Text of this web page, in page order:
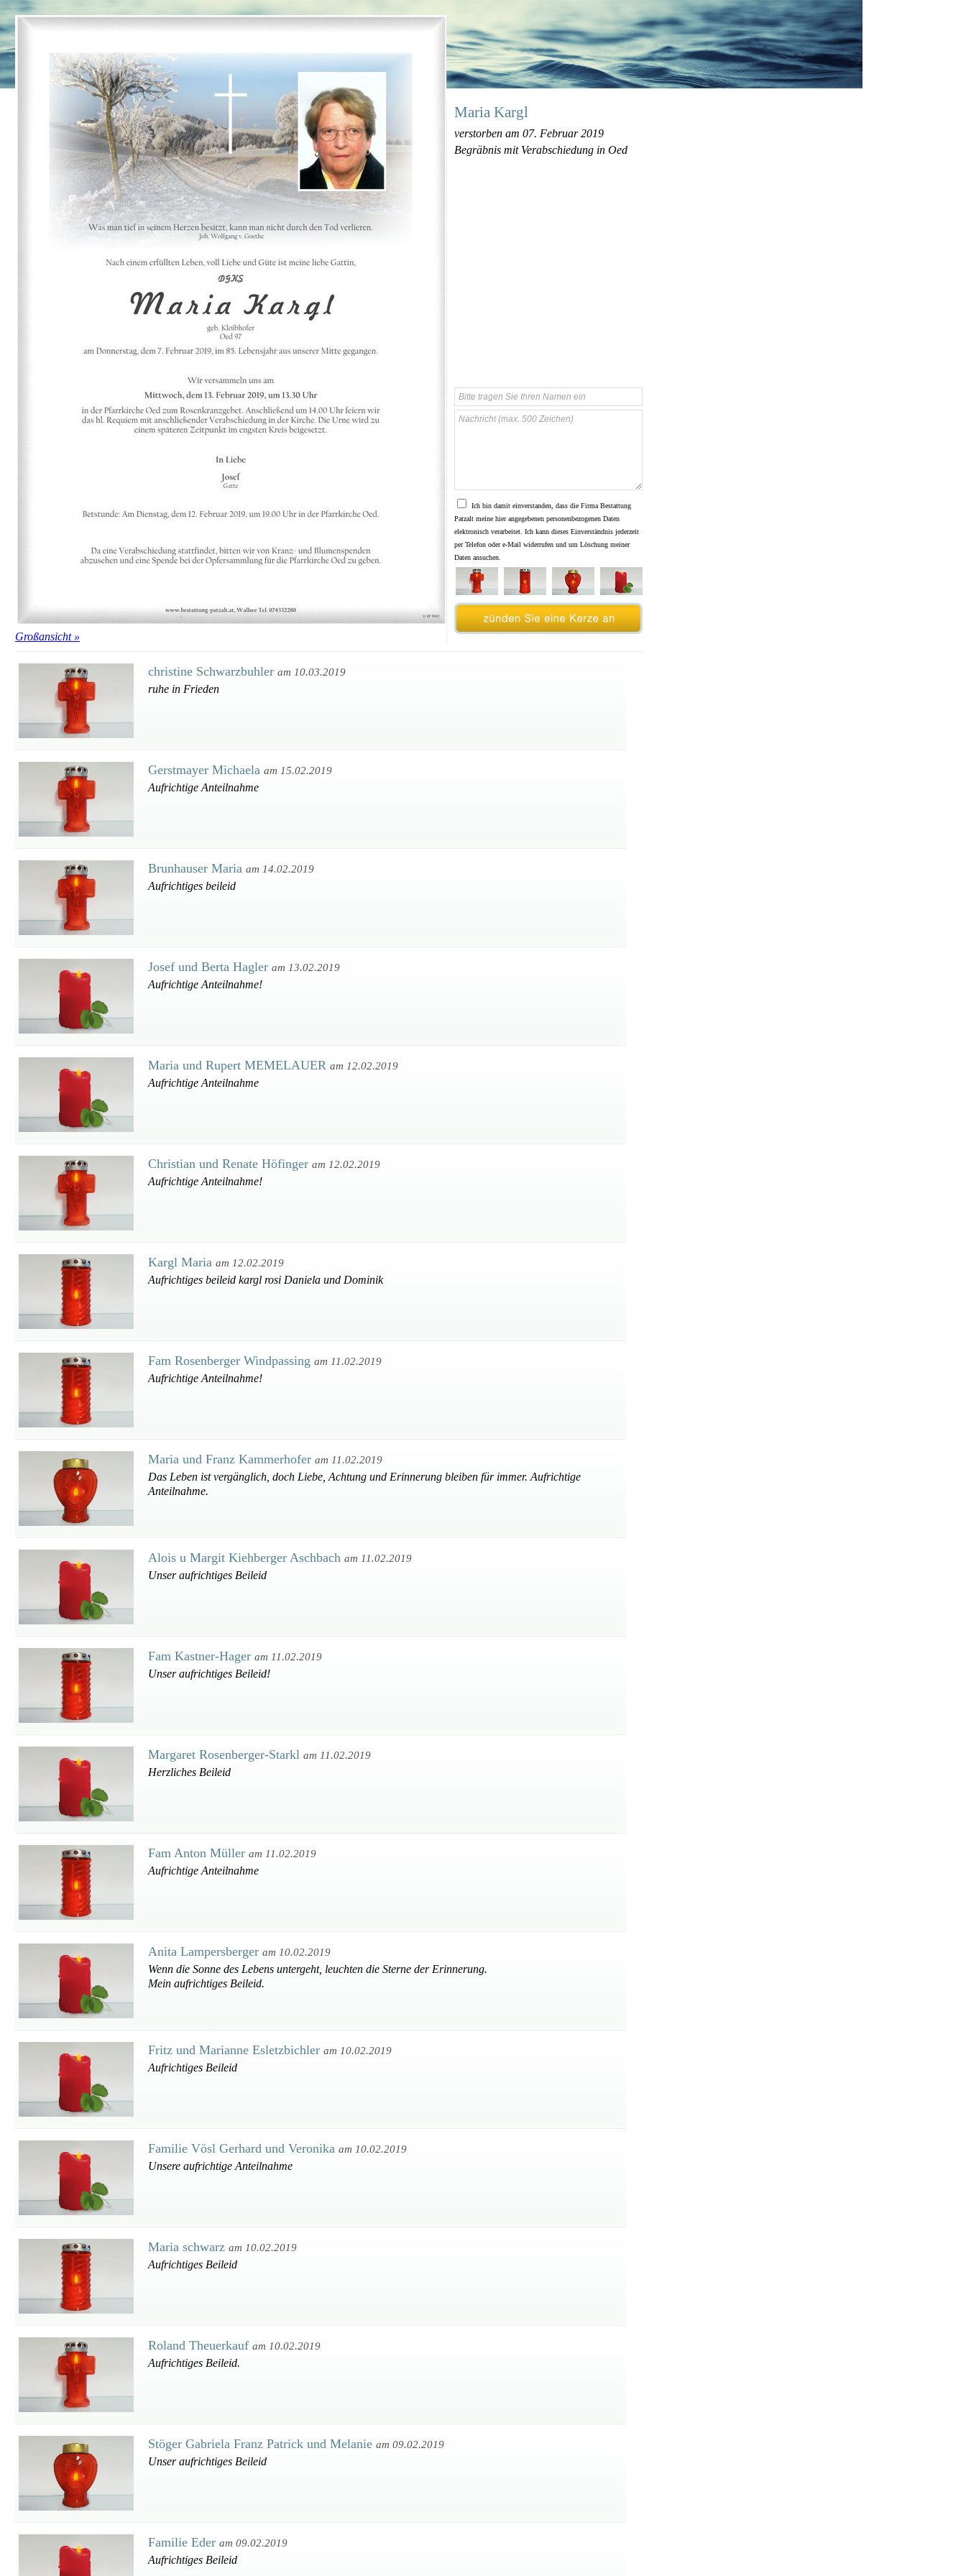
Großansicht »
Maria Kargl
verstorben am 07. Februar 2019
Begräbnis mit Verabschiedung in Oed
Ich bin damit einverstanden, dass die Firma Bestattung
Patzalt meine hier angegebenen personenbezogenen Daten
elektronisch verarbeitet. Ich kann dieses Einverständnis jederzeit
per Telefon oder e-Mail widerrufen und um Löschung meiner
Daten ansuchen.
christine Schwarzbuhler am 10.03.2019
ruhe in Frieden
Gerstmayer Michaela am 15.02.2019
Aufrichtige Anteilnahme
Brunhauser Maria am 14.02.2019
Aufrichtiges beileid
Josef und Berta Hagler am 13.02.2019
Aufrichtige Anteilnahme!
Maria und Rupert MEMELAUER am 12.02.2019
Aufrichtige Anteilnahme
Christian und Renate Höfinger am 12.02.2019
Aufrichtige Anteilnahme!
Kargl Maria am 12.02.2019
Aufrichtiges beileid kargl rosi Daniela und Dominik
Fam Rosenberger Windpassing am 11.02.2019
Aufrichtige Anteilnahme!
Maria und Franz Kammerhofer am 11.02.2019
Das Leben ist vergänglich, doch Liebe, Achtung und Erinnerung bleiben für immer. Aufrichtige
Anteilnahme.
Alois u Margit Kiehberger Aschbach am 11.02.2019
Unser aufrichtiges Beileid
Fam Kastner-Hager am 11.02.2019
Unser aufrichtiges Beileid!
Margaret Rosenberger-Starkl am 11.02.2019
Herzliches Beileid
Fam Anton Müller am 11.02.2019
Aufrichtige Anteilnahme
Anita Lampersberger am 10.02.2019
Wenn die Sonne des Lebens untergeht, leuchten die Sterne der Erinnerung.
Mein aufrichtiges Beileid.
Fritz und Marianne Esletzbichler am 10.02.2019
Aufrichtiges Beileid
Familie Vösl Gerhard und Veronika am 10.02.2019
Unsere aufrichtige Anteilnahme
Maria schwarz am 10.02.2019
Aufrichtiges Beileid
Roland Theuerkauf am 10.02.2019
Aufrichtiges Beileid.
Stöger Gabriela Franz Patrick und Melanie am 09.02.2019
Unser aufrichtiges Beileid
Familie Eder am 09.02.2019
Aufrichtiges Beileid